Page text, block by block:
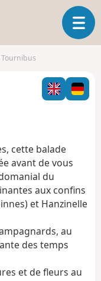
O
u
i
r
l
a
t
cette balade
avant de vous
du
aux confins
et Hanzinelle
au
des temps
et de fleurs au